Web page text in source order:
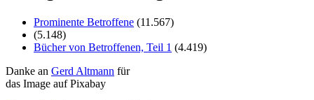
Prominente Betroffene (11.567)
(5.148)
Bücher von Betroffenen, Teil 1 (4.419)
Danke an Gerd Altmann für
das Image auf Pixabay